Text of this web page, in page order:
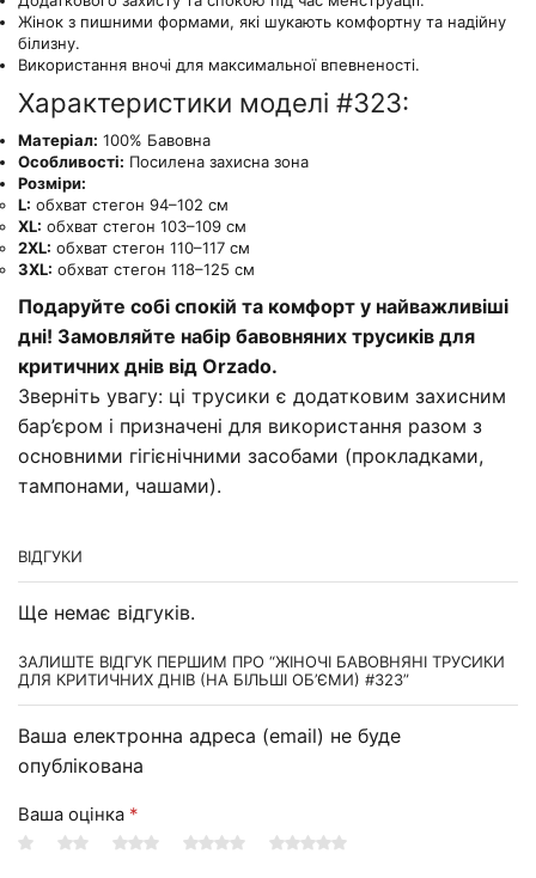
Жінок з пишними формами, які шукають комфортну та надійну
білизну.
Використання вночі для максимальної впевненості.
Характеристики моделі #323:
Матеріал: 100% Бавовна
Особливості: Посилена захисна зона
Розміри:
L: обхват стегон 94–102 см
XL: обхват стегон 103–109 см
2XL: обхват стегон 110–117 см
3XL: обхват стегон 118–125 см
Подаруйте собі спокій та комфорт у найважливіші
дні! Замовляйте набір бавовняних трусиків для
критичних днів від Orzado.
Зверніть увагу: ці трусики є додатковим захисним
бар’єром і призначені для використання разом з
основними гігієнічними засобами (прокладками,
тампонами, чашами).
ВІДГУКИ
Ще немає відгуків.
ЗАЛИШТЕ ВІДГУК ПЕРШИМ ПРО “ЖІНОЧІ БАВОВНЯНІ ТРУСИКИ
ДЛЯ КРИТИЧНИХ ДНІВ (НА БІЛЬШІ ОБ’ЄМИ) #323”
Ваша електронна адреса (email) не буде
опублікована
Ваша оцінка *